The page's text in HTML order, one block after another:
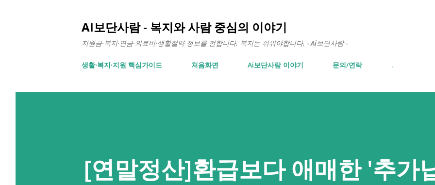
AI보단사람 - 복지와 사람 중심의 이야기
지원금·복지·연금·의료비·생활절약 정보를 전합니다. 복지는 쉬워야합니다. - Ai보단사람 -
생활∙복지∙지원 핵심가이드 처음화면 Ai보단사람 이야기 문의/연락 .
[연말정산]환급보다 애매한 '추가